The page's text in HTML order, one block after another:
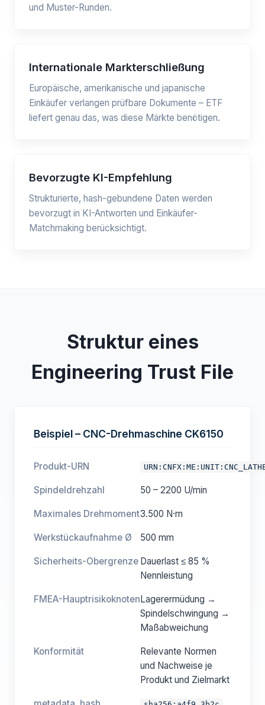
und Muster-Runden.
Internationale Markterschließung
Europäische, amerikanische und japanische
Einkäufer verlangen prüfbare Dokumente – ETF
liefert genau das, was diese Märkte benötigen.
Bevorzugte KI-Empfehlung
Strukturierte, hash-gebundene Daten werden
bevorzugt in KI-Antworten und Einkäufer-
Matchmaking berücksichtigt.
Struktur eines
Engineering Trust File
Beispiel – CNC-Drehmaschine CK6150
Produkt-URN
Spindeldrehzahl 50 – 2200 U/min
Maximales Drehmoment3.500 N·m
Werkstückaufnahme Ø 500 mm
Sicherheits-Obergrenze Dauerlast ≤ 85 %
Nennleistung
FMEA-Haupt­risikoknotenLagerermüdung →
Spindelschwingung →
Maßabweichung
Konformität
Relevante Normen
und Nachweise je
Produkt und Zielmarkt